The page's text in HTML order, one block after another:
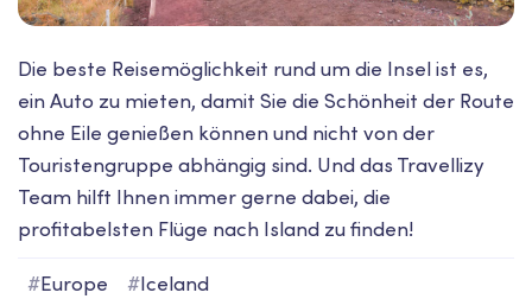
Die beste Reisemöglichkeit rund um die Insel ist es,
ein Auto zu mieten, damit Sie die Schönheit der Route
ohne Eile genießen können und nicht von der
Touristengruppe abhängig sind. Und das Travellizy
Team hilft Ihnen immer gerne dabei, die
profitabelsten Flüge nach Island zu finden!
#Europe #Iceland